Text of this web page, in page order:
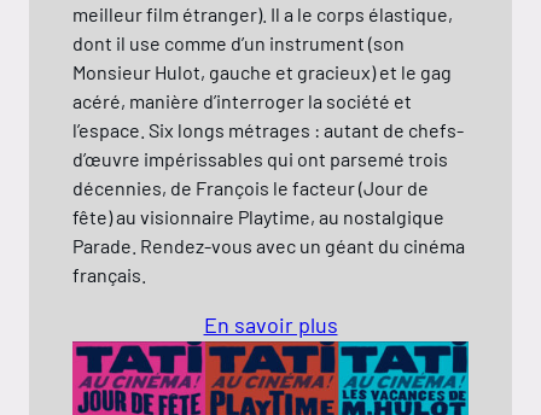
film étranger). Il a le corps élastique,
il use comme d’un instrument (son
Hulot, gauche et gracieux) et le gag
manière d’interroger la société et
Six longs métrages : autant de chefs-
impérissables qui ont parsemé trois
de François le facteur (Jour de
au visionnaire Playtime, au nostalgique
Rendez-vous avec un géant du cinéma
En savoir plus